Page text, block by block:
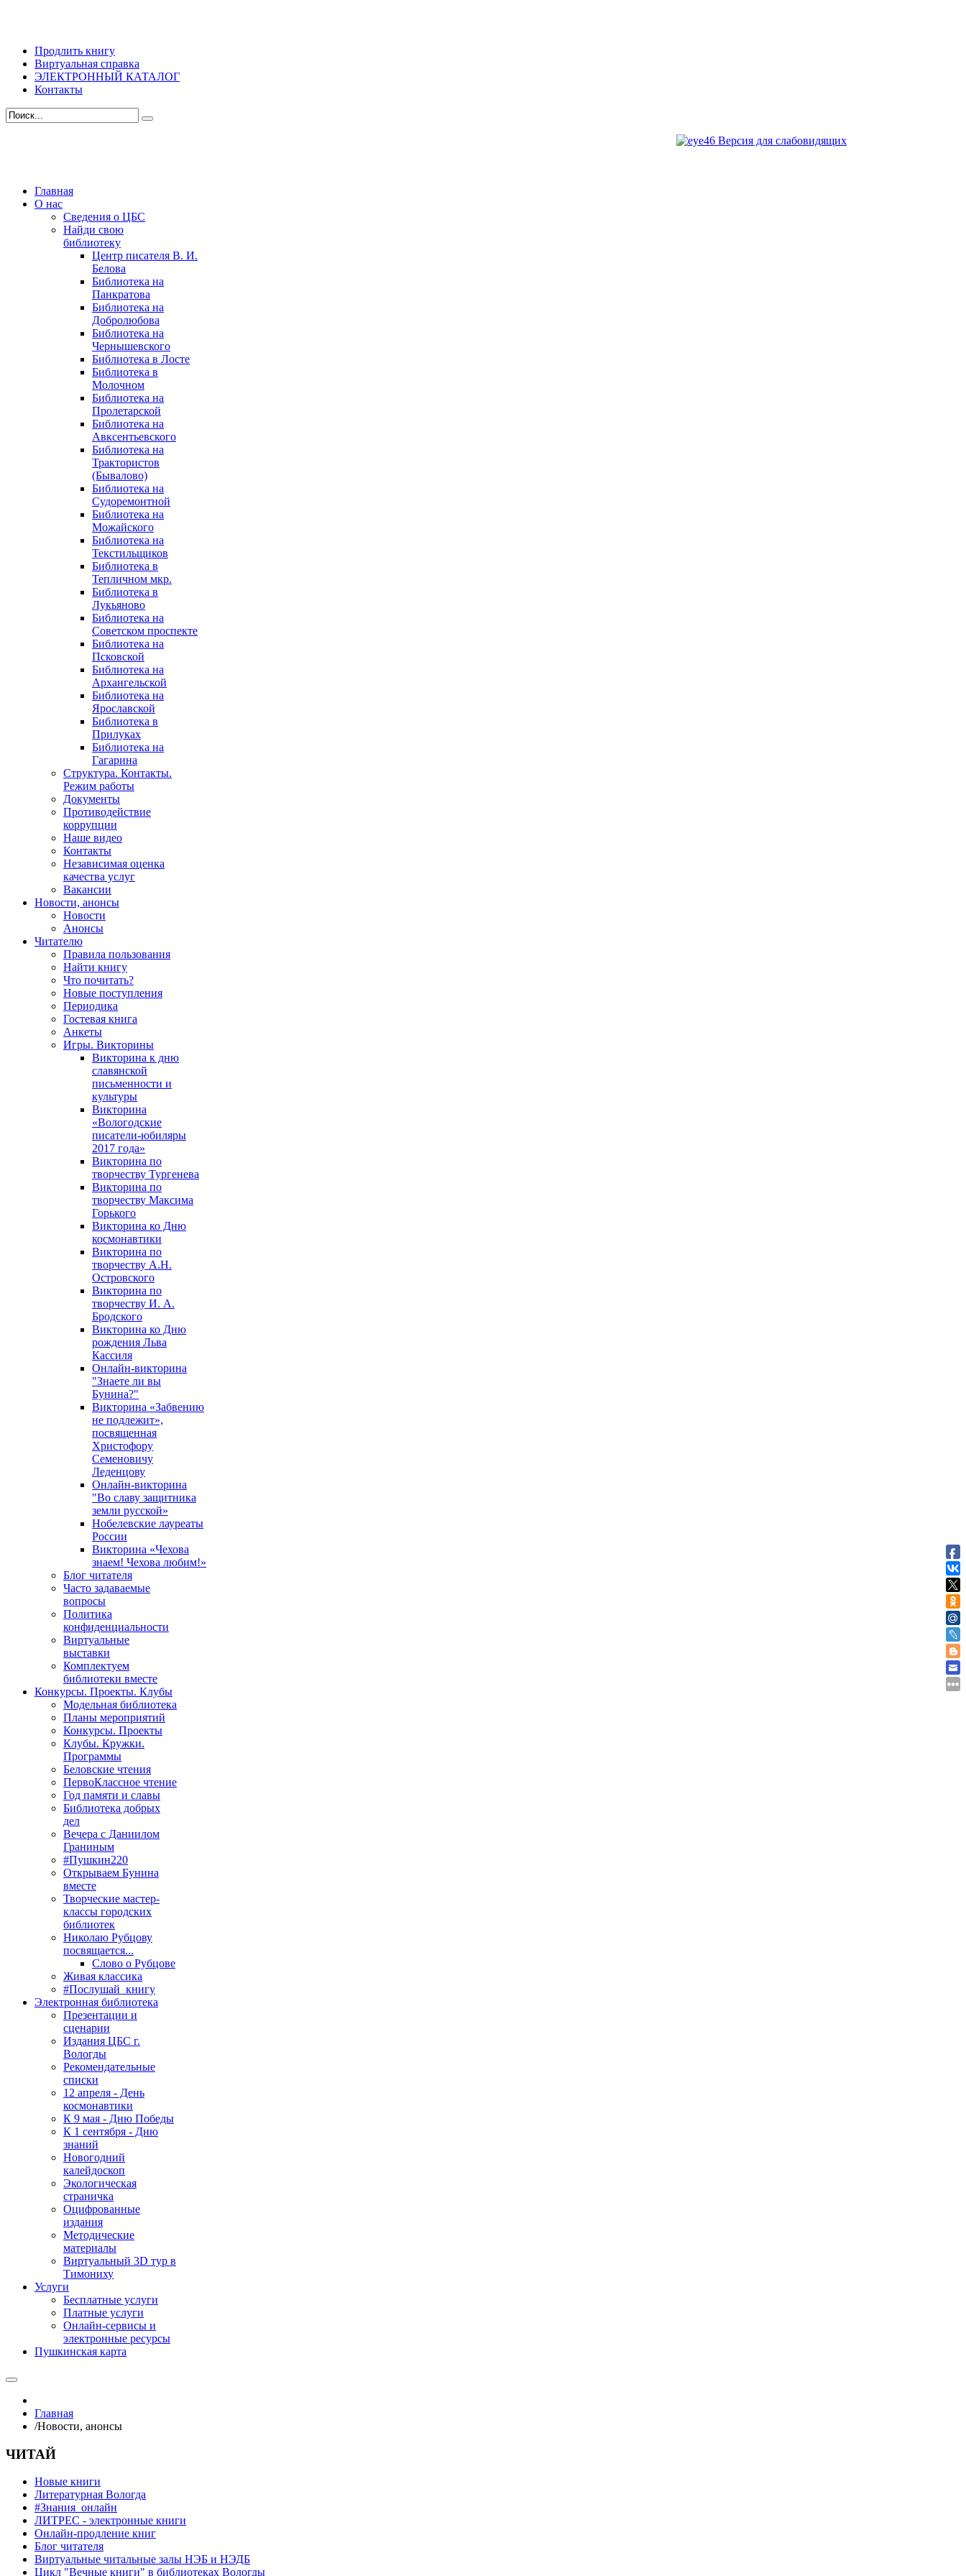
Продлить книгу
Виртуальная справка
ЭЛЕКТРОННЫЙ КАТАЛОГ
Контакты
Версия для слабовидящих
Главная
О нас
Сведения о ЦБС
Найди свою
библиотеку
Центр писателя В. И.
Белова
Библиотека на
Панкратова
Библиотека на
Добролюбова
Библиотека на
Чернышевского
Библиотека в Лосте
Библиотека в
Молочном
Библиотека на
Пролетарской
Библиотека на
Авксентьевского
Библиотека на
Трактористов
(Бывалово)
Библиотека на
Судоремонтной
Библиотека на
Можайского
Библиотека на
Текстильщиков
Библиотека в
Тепличном мкр.
Библиотека в
Лукьяново
Библиотека на
Советском проспекте
Библиотека на
Псковской
Библиотека на
Архангельской
Библиотека на
Ярославской
Библиотека в
Прилуках
Библиотека на
Гагарина
Структура. Контакты.
Режим работы
Документы
Противодействие
коррупции
Наше видео
Контакты
Независимая оценка
качества услуг
Вакансии
Новости, анонсы
Новости
Анонсы
Читателю
Правила пользования
Найти книгу
Что почитать?
Новые поступления
Периодика
Гостевая книга
Анкеты
Игры. Викторины
Викторина к дню
славянской
письменности и
культуры
Викторина
«Вологодские
писатели-юбиляры
2017 года»
Викторина по
творчеству Тургенева
Викторина по
творчеству Максима
Горького
Викторина ко Дню
космонавтики
Викторина по
творчеству А.Н.
Островского
Викторина по
творчеству И. А.
Бродского
Викторина ко Дню
рождения Льва
Кассиля
Онлайн-викторина
"Знаете ли вы
Бунина?"
Викторина «Забвению
не подлежит»,
посвященная
Христофору
Семеновичу
Леденцову
Онлайн-викторина
"Во славу защитника
земли русской»
Нобелевские лауреаты
России
Викторина «Чехова
знаем! Чехова любим!»
Блог читателя
Часто задаваемые
вопросы
Политика
конфиденциальности
Виртуальные
выставки
Комплектуем
библиотеки вместе
Конкурсы. Проекты. Клубы
Модельная библиотека
Планы мероприятий
Конкурсы. Проекты
Клубы. Кружки.
Программы
Беловские чтения
ПервоКлассное чтение
Год памяти и славы
Библиотека добрых
дел
Вечера с Даниилом
Граниным
#Пушкин220
Открываем Бунина
вместе
Творческие мастер-
классы городских
библиотек
Николаю Рубцову
посвящается...
Слово о Рубцове
Живая классика
#Послушай_книгу
Электронная библиотека
Презентации и
сценарии
Издания ЦБС г.
Вологды
Рекомендательные
списки
12 апреля - День
космонавтики
К 9 мая - Дню Победы
К 1 сентября - Дню
знаний
Новогодний
калейдоскоп
Экологическая
страничка
Оцифрованные
издания
Методические
материалы
Виртуальный 3D тур в
Тимониху
Услуги
Бесплатные услуги
Платные услуги
Онлайн-сервисы и
электронные ресурсы
Пушкинская карта
Главная
/Новости, анонсы
ЧИТАЙ
Новые книги
Литературная Вологда
#Знания_онлайн
ЛИТРЕС - электронные книги
Онлайн-продление книг
Блог читателя
Виртуальные читальные залы НЭБ и НЭДБ
Цикл "Вечные книги" в библиотеках Вологды